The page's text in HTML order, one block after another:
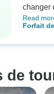
changer
dernière
sont
Read
Forfait
-